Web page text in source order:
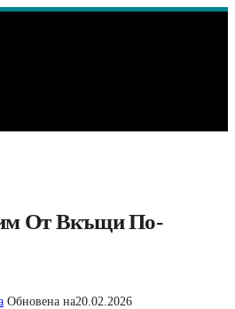
От Вкъщи По-
Обновена на20.02.2026